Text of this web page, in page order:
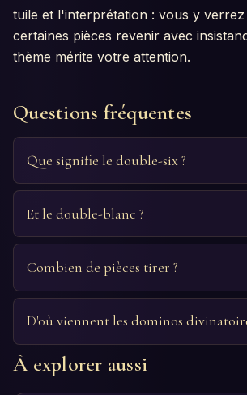
tuile et l'interprétation : vous y
certaines pièces revenir avec
thème mérite votre attention.
Questions fréquentes
Que signifie le double-six ?
Et le double-blanc ?
Combien de pièces tirer ?
D'où viennent les dominos
À explorer aussi